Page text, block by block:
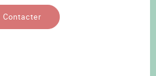
Contacter